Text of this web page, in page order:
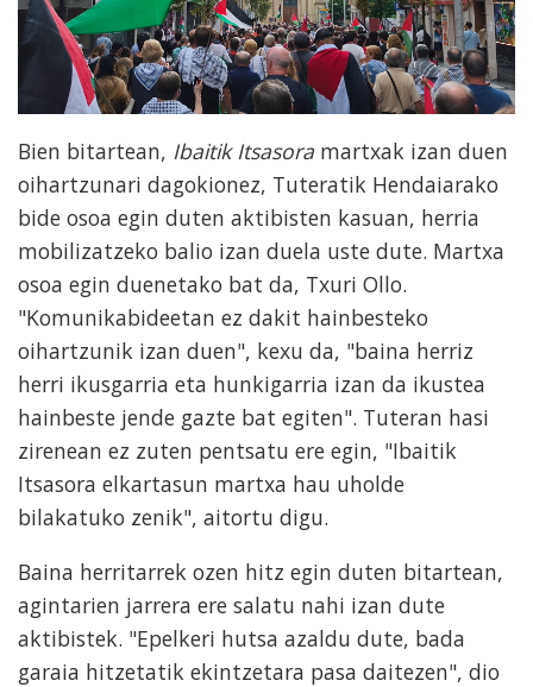
Bien bitartean, Ibaitik Itsasora martxak izan duen
oihartzunari dagokionez, Tuteratik Hendaiarako
bide osoa egin duten aktibisten kasuan, herria
mobilizatzeko balio izan duela uste dute. Martxa
osoa egin duenetako bat da, Txuri Ollo.
"Komunikabideetan ez dakit hainbesteko
oihartzunik izan duen", kexu da, "baina herriz
herri ikusgarria eta hunkigarria izan da ikustea
hainbeste jende gazte bat egiten". Tuteran hasi
zirenean ez zuten pentsatu ere egin, "Ibaitik
Itsasora elkartasun martxa hau uholde
bilakatuko zenik", aitortu digu.
Baina herritarrek ozen hitz egin duten bitartean,
agintarien jarrera ere salatu nahi izan dute
aktibistek. "Epelkeri hutsa azaldu dute, bada
garaia hitzetatik ekintzetara pasa daitezen", dio